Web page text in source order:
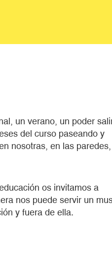
un verano, un poder
del curso paseando y
nosotras, en las
os invitamos a
nos puede servir un
y fuera de ella.